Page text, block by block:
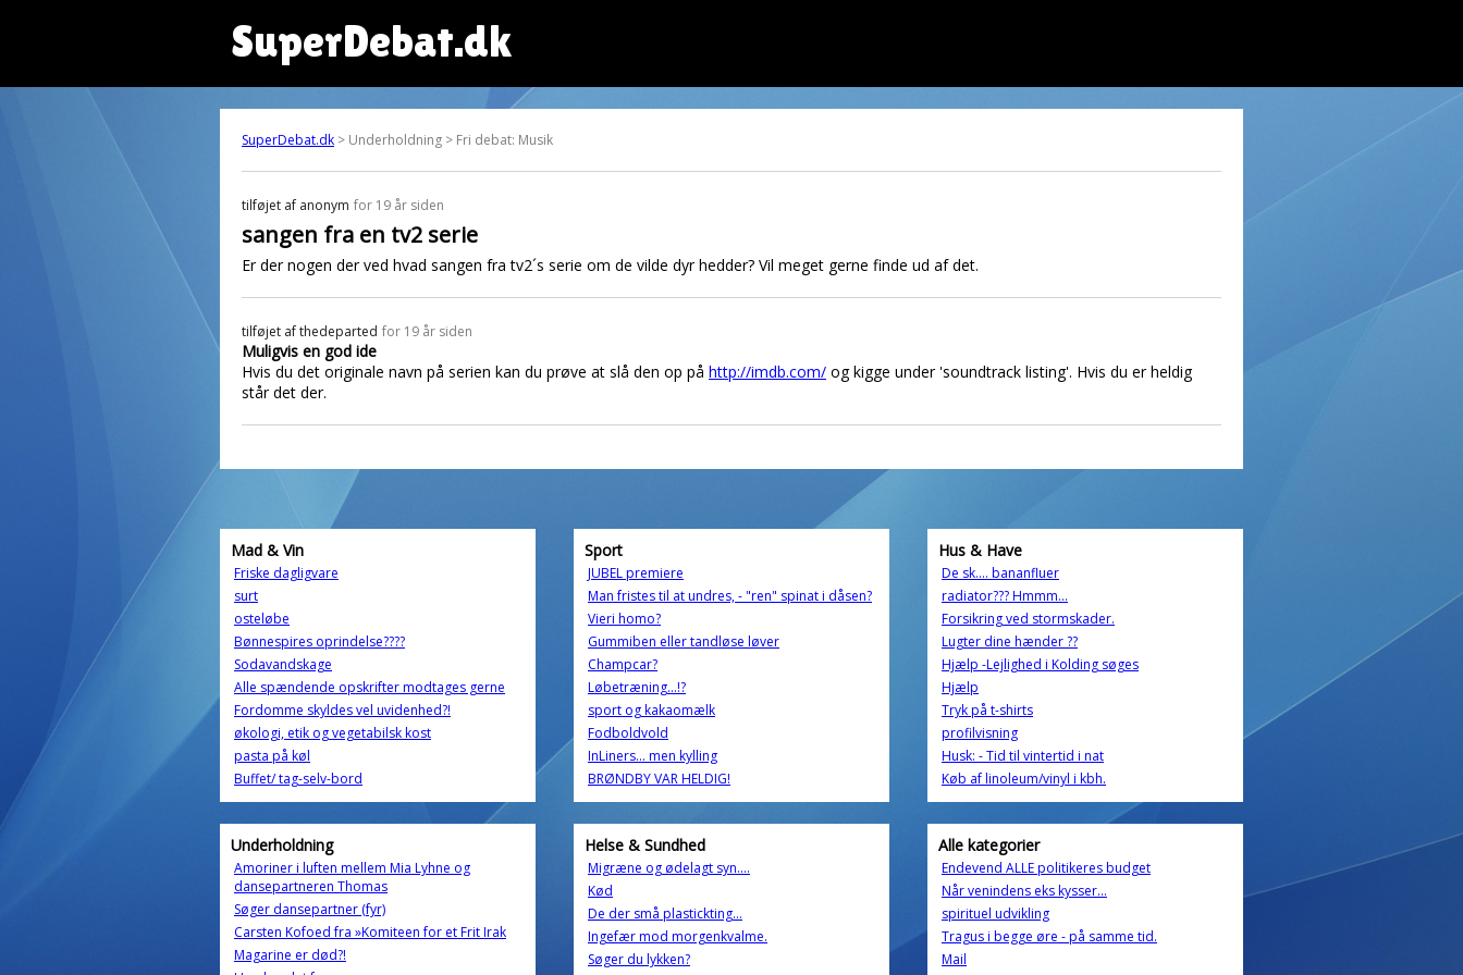
SuperDebat.dk
SuperDebat.dk > Underholdning > Fri debat: Musik
tilføjet af anonym for 19 år siden
sangen fra en tv2 serie
Er der nogen der ved hvad sangen fra tv2´s serie om de vilde dyr hedder? Vil meget gerne finde ud af det.
tilføjet afthedeparted for 19 år siden
Muligvis en god ide
Hvis du det originale navn på serien kan du prøve at slå den op på http://imdb.com/ og kigge under 'soundtrack listing'. Hvis du er heldig
står det der.
Mad & Vin
Friske dagligvare
surt
osteløbe
Bønnespires oprindelse????
Sodavandskage
Alle spændende opskrifter modtages gerne
Fordomme skyldes vel uvidenhed?!
økologi, etik og vegetabilsk kost
pasta på køl
Buffet/ tag-selv-bord
Sport
JUBEL premiere
Man fristes til at undres, - "ren" spinat i dåsen?
Vieri homo?
Gummiben eller tandløse løver
Champcar?
Løbetræning...!?
sport og kakaomælk
Fodboldvold
InLiners... men kylling
BRØNDBY VAR HELDIG!
Hus & Have
De sk.... bananfluer
radiator??? Hmmm...
Forsikring ved stormskader.
Lugter dine hænder ??
Hjælp -Lejlighed i Kolding søges
Hjælp
Tryk på t-shirts
profilvisning
Husk: - Tid til vintertid i nat
Køb af linoleum/vinyl i kbh.
Underholdning
Amoriner i luften mellem Mia Lyhne og
dansepartneren Thomas
Søger dansepartner (fyr)
Carsten Kofoed fra »Komiteen for et Frit Irak
Magarine er død?!
Helse & Sundhed
Migræne og ødelagt syn....
Kød
De der små plastickting...
Ingefær mod morgenkvalme.
Søger du lykken?
Alle kategorier
Endevend ALLE politikeres budget
Når venindens eks kysser...
spirituel udvikling
Tragus i begge øre - på samme tid.
Mail